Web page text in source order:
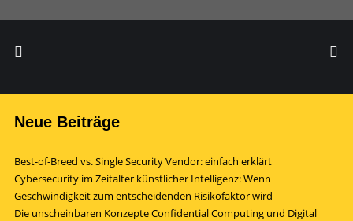
Neue Beiträge
Best-of-Breed vs. Single Security Vendor: einfach erklärt
Cybersecurity im Zeitalter künstlicher Intelligenz: Wenn
Geschwindigkeit zum entscheidenden Risikofaktor wird
Die unscheinbaren Konzepte Confidential Computing und Digital